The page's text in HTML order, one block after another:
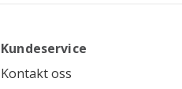
Kundeservice
Kontakt oss